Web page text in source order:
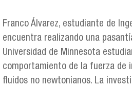
Franco Álvarez, estudiante de
encuentra realizando una
Universidad de Minnesota
comportamiento de la fuerza de
fluidos no newtonianos. La